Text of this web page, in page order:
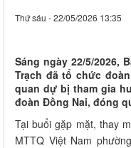
Thứ sáu - 22/05/2026 13:35
Sáng ngày 22/5/2026,
Trạch đã tổ chức
quan dự bị tham gia
đoàn Đồng Nai, đóng
Tại buổi gặp mặt, thay
MTTQ Việt Nam